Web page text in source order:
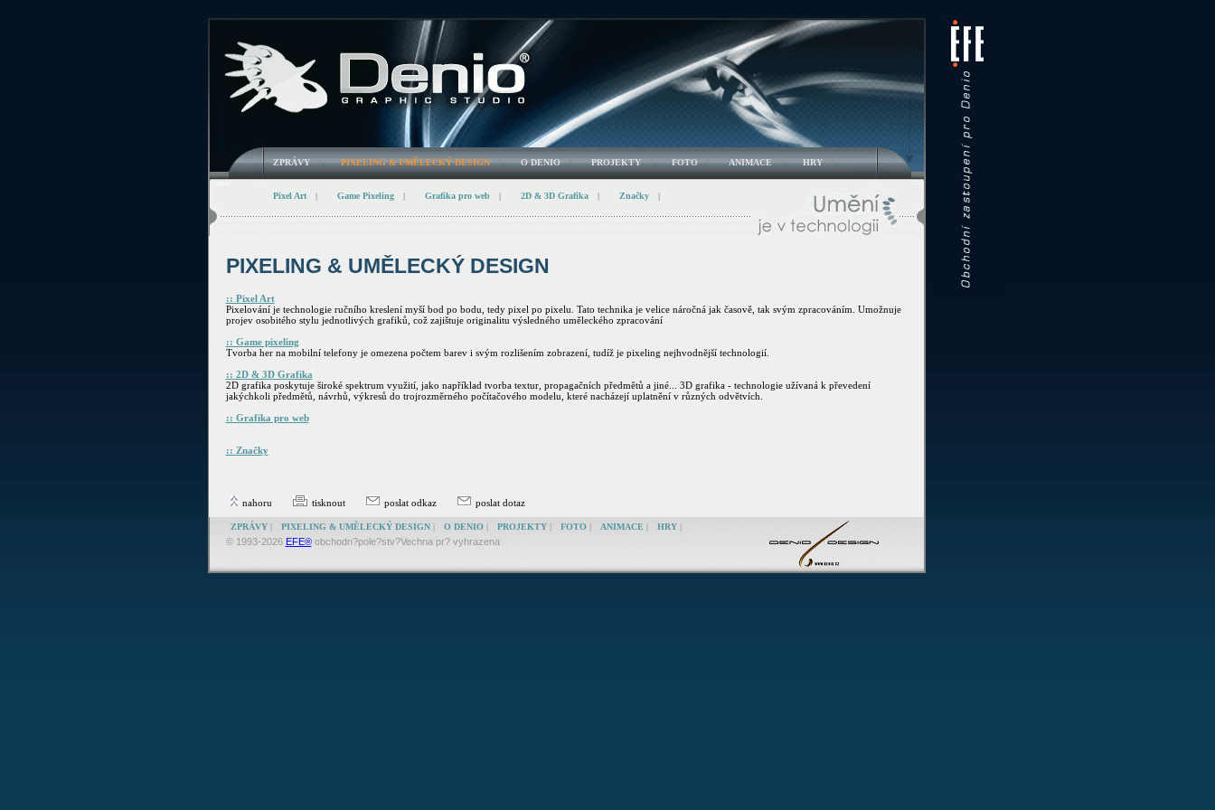
ZPRÁVY | PIXELING & UMĚLECKÝ DESIGN | O DENIO | PROJEKTY | FOTO | ANIMACE | HRY |
Pixel Art | Game Pixeling | Grafika pro web | 2D & 3D Grafika | Značky |
PIXELING & UMĚLECKÝ DESIGN
:: Pixel Art
Pixelování je technologie ručního kreslení myší bod po bodu, tedy pixel po pixelu. Tato technika je velice náročná jak časově, tak svým zpracováním. Umožnuje
projev osobitého stylu jednotlivých grafiků, což zajištuje originalitu výsledného uměleckého zpracování
:: Game pixeling
Tvorba her na mobilní telefony je omezena počtem barev i svým rozlišením zobrazení, tudíž je pixeling nejhvodnější technologií.
:: 2D & 3D Grafika
2D grafika poskytuje široké spektrum využití, jako například tvorba textur, propagačních předmětů a jiné... 3D grafika - technologie užívaná k převedení
jakýchkoli předmětů, návrhů, výkresů do trojrozměrného počítačového modelu, které nacházejí uplatnění v různých odvětvích.
:: Grafika pro web
:: Značky
nahoru tisknout poslat odkaz poslat dotaz
ZPRÁVY| PIXELING & UMĚLECKÝ DESIGN| O DENIO| PROJEKTY| FOTO| ANIMACE | HRY|
© 1993-2026 EFE®obchodn?pole?stv?Vechna pr? vyhrazena